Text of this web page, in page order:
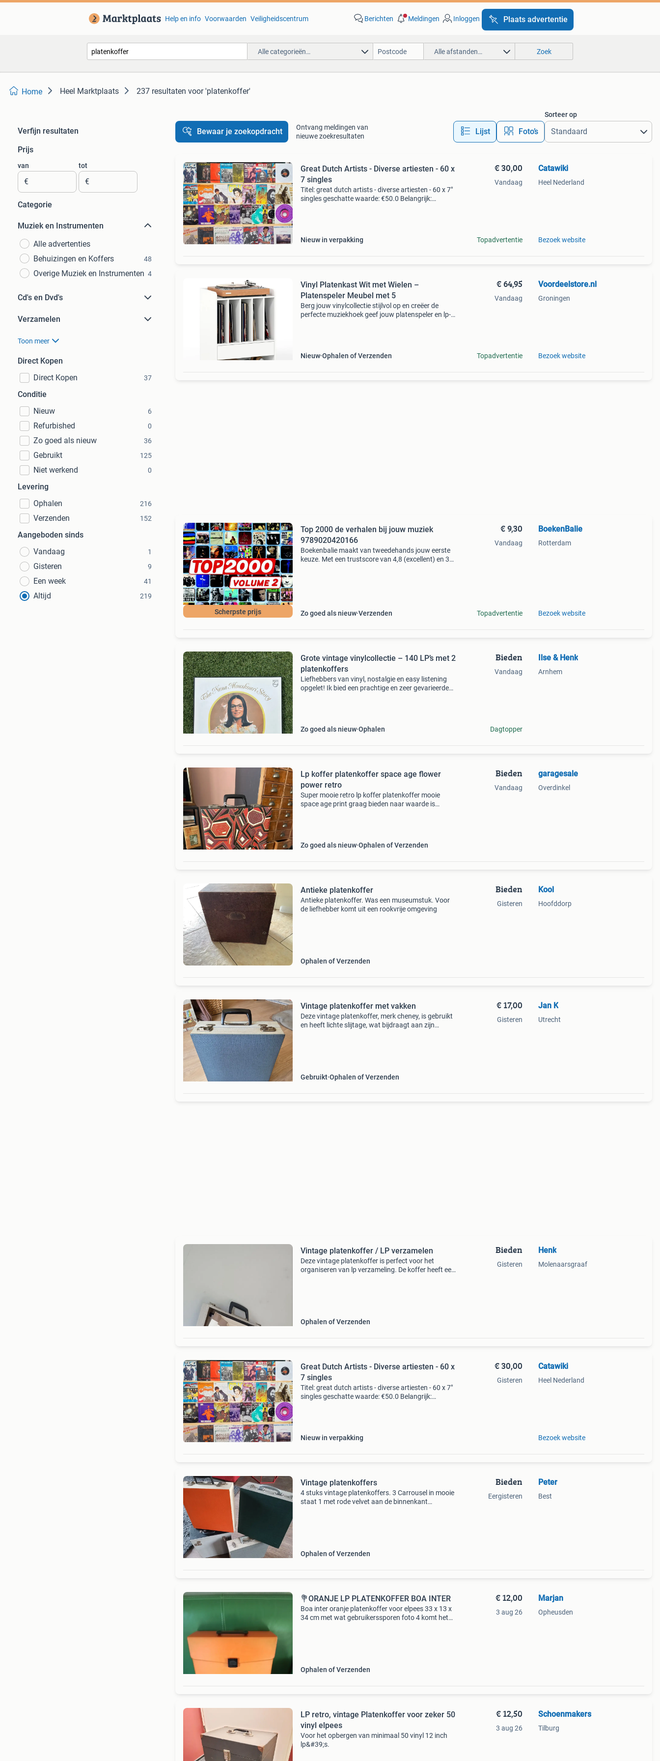
Help en info Voorwaarden Veiligheidscentrum Berichten Meldingen Inloggen Plaats advertentie
Alle categorieën… Alle afstanden… Zoek
Home Heel Marktplaats 237 resultaten voor 'platenkoffer'
Verfijn resultaten
Prijs
van
€
tot
€
Categorie
Muziek en Instrumenten
Alle advertenties
Behuizingen en Koffers
48
Overige Muziek en Instrumenten 4
Cd's en Dvd's
Verzamelen
Toon meer
Direct Kopen
Direct Kopen
37
Conditie
Nieuw
6
Refurbished 0
Zo goed als nieuw 36
Gebruikt 125
Niet werkend 0
Levering
Ophalen
216
Verzenden 152
Aangeboden sinds
Vandaag
1
Gisteren 9
Een week 41
Altijd 219
Bewaar je zoekopdracht
Ontvang meldingen van
nieuwe zoekresultaten
Lijst Foto’s
Sorteer op
Great Dutch Artists - Diverse artiesten - 60 x
7 singles
Titel: great dutch artists - diverse artiesten - 60 x 7"
singles geschatte waarde: €50.0 Belangrijk:
Nieuw in verpakking
€ 30,00
Vandaag
Topadvertentie
Catawiki
Heel Nederland
Bezoek website
Vinyl Platenkast Wit met Wielen –
Platenspeler Meubel met 5
Berg jouw vinylcollectie stijlvol op en creëer de
perfecte muziekhoek geef jouw platenspeler en lp-
Nieuw Ophalen of Verzenden
€ 64,95
Vandaag
Topadvertentie
Voordeelstore.nl
Groningen
Bezoek website
Scherpste prijs
Top 2000 de verhalen bij jouw muziek
9789020420166
Boekenbalie maakt van tweedehands jouw eerste
keuze. Met een trustscore van 4,8 (excellent) en 30
Zo goed als nieuw Verzenden
€ 9,30
Vandaag
Topadvertentie
BoekenBalie
Rotterdam
Bezoek website
Grote vintage vinylcollectie – 140 LP’s met 2
platenkoffers
Liefhebbers van vinyl, nostalgie en easy listening
opgelet! Ik bied een prachtige en zeer gevarieerde
Zo goed als nieuw Ophalen
Bieden
Vandaag
Dagtopper
Ilse & Henk
Arnhem
Lp koffer platenkoffer space age flower
power retro
Super mooie retro lp koffer platenkoffer mooie
space age print graag bieden naar waarde is
Zo goed als nieuw Ophalen of Verzenden
Bieden
Vandaag
garagesale
Overdinkel
Antieke platenkoffer
Antieke platenkoffer. Was een museumstuk. Voor
de liefhebber komt uit een rookvrije omgeving
Ophalen of Verzenden
Bieden
Gisteren
Kool
Hoofddorp
Vintage platenkoffer met vakken
Deze vintage platenkoffer, merk cheney, is gebruikt
en heeft lichte slijtage, wat bijdraagt aan zijn
Gebruikt Ophalen of Verzenden
€ 17,00
Gisteren
Jan K
Utrecht
Vintage platenkoffer / LP verzamelen
Deze vintage platenkoffer is perfect voor het
organiseren van lp verzameling. De koffer heeft een
Ophalen of Verzenden
Bieden
Gisteren
Henk
Molenaarsgraaf
Great Dutch Artists - Diverse artiesten - 60 x
7 singles
Titel: great dutch artists - diverse artiesten - 60 x 7"
singles geschatte waarde: €50.0 Belangrijk:
Nieuw in verpakking
€ 30,00
Gisteren
Catawiki
Heel Nederland
Bezoek website
Vintage platenkoffers
4 stuks vintage platenkoffers. 3 Carrousel in mooie
staat 1 met rode velvet aan de binnenkant
Ophalen of Verzenden
Bieden
Eergisteren
Peter
Best
💐ORANJE LP PLATENKOFFER BOA INTER
Boa inter oranje platenkoffer voor elpees 33 x 13 x
34 cm met wat gebruikerssporen foto 4 komt het
Ophalen of Verzenden
€ 12,00
3 aug 26
Marjan
Opheusden
LP retro, vintage Platenkoffer voor zeker 50
vinyl elpees
Voor het opbergen van minimaal 50 vinyl 12 inch
lp&#39;s.
€ 12,50
3 aug 26
Schoenmakers
Tilburg